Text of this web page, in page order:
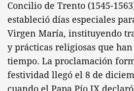
Concilio de Trento (1545-
estableció días especiales
Virgen María, instituyendo
y prácticas religiosas que
tiempo. La proclamación
festividad llegó el 8 de
cuando el Papa Pío IX